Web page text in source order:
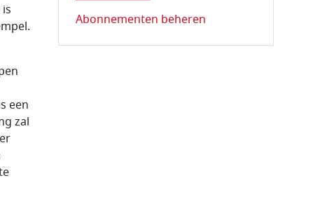
een
zal
Abonnementen beheren